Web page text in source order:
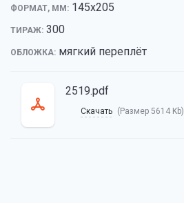
ФОРМАТ, ММ: 145х205
ТИРАЖ: 300
ОБЛОЖКА: мягкий переплёт
2519.pdf
Скачать (Размер 5614 Kb)